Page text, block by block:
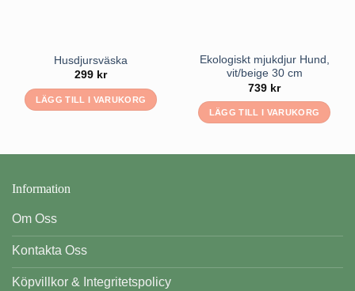
Husdjursväska
299 kr
LÄGG TILL I VARUKORG
Ekologiskt mjukdjur Hund,
vit/beige 30 cm
739 kr
LÄGG TILL I VARUKORG
Information
Om Oss
Kontakta Oss
Köpvillkor & Integritetspolicy